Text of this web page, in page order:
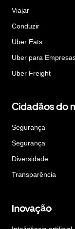
Viajar
Conduzir
Uber Eats
Uber para
Uber Freight
Cidadãos do
Segurança
Segurança
Diversidade
Transparência
Inovação